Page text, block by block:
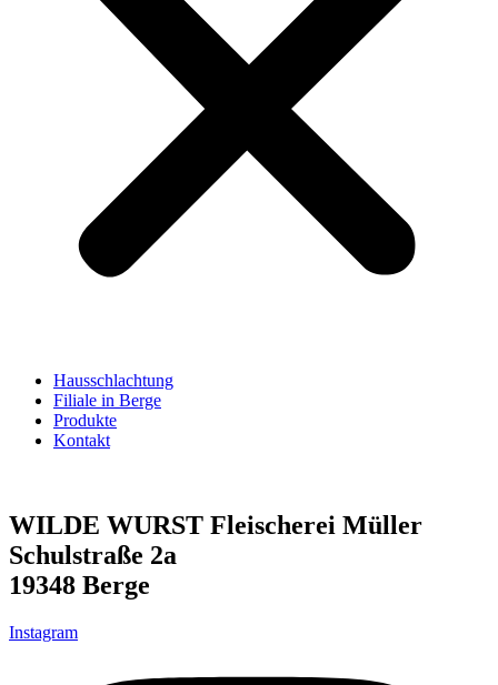
Hausschlachtung
Filiale in Berge
Produkte
Kontakt
WILDE WURST Fleischerei Müller
Schulstraße 2a
19348 Berge
Instagram